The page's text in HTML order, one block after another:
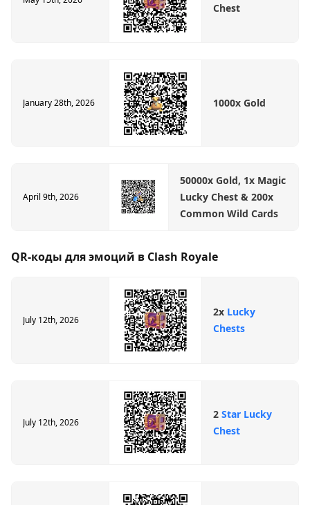
Chest
January 28th, 2026 1000x Gold
April 9th, 2026
50000x Gold, 1x Magic
Lucky Chest & 200x
Common Wild Cards
QR-коды для эмоций в Clash Royale
July 12th, 2026
2x Lucky
Chests
July 12th, 2026
2 Star Lucky
Chest